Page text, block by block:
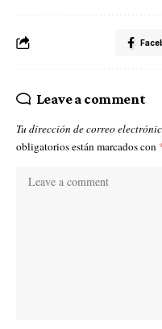
Leave a comment
Tu dirección de correo
obligatorios están marcados con